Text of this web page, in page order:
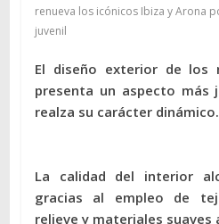
renueva los icónicos Ibiza y Arona
juvenil
El diseño exterior de los
presenta un aspecto más
realza su carácter dinámico.
La calidad del interior
gracias al empleo de
relieve y materiales suaves